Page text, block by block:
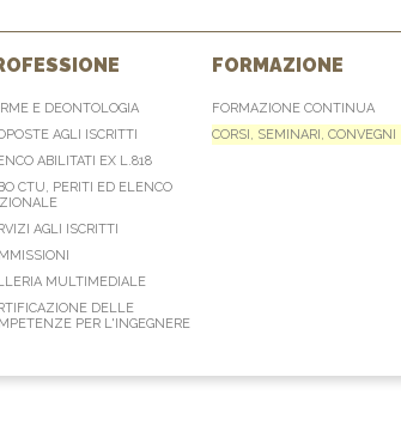
E DEONTOLOGIA
AGLI ISCRITTI
ABILITATI EX L.818
CTU, PERITI ED ELENCO
AGLI ISCRITTI
MULTIMEDIALE
DELLE
PER L'INGEGNERE
FORMAZIONE
FORMAZIONE CONTINUA
CORSI, SEMINARI, CONVEGNI